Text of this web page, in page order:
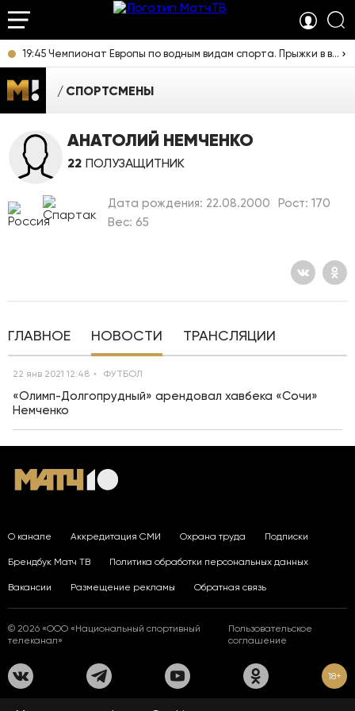
19:45 Чемпионат Европы по водным видам спорта. Прыжки в воду. Мужчины. Вышка. Прямая трансляция из Франции
СПОРТСМЕНЫ
АНАТОЛИЙ НЕМЧЕНКО
22 ПОЛУЗАЩИТНИК
Дата рождения: 22.08.2000
Рост: 170
Вес: 65
ГЛАВНОЕ НОВОСТИ ТРАНСЛЯЦИИ
22 янв 2021 12:48 ФУТБОЛ
«Олимп-Долгопрудный» арендовал хавбека «Сочи»
Немченко
О канале Аккредитация СМИ Охрана труда Подписки
Брендбук Матч ТВ Политика обработки персональных данных
Вакансии Размещение рекламы Обратная связь
© 2026 «ООО «Национальный спортивный
телеканал»
Пользовательское
соглашение
18+